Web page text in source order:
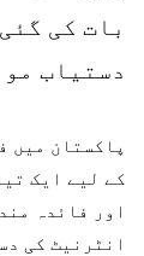
بات کی
دستیاب
پاکستان میں
کے لیے ایک
اور فائدہ
انٹرنیٹ کی